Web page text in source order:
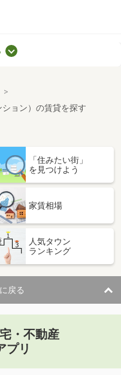
市中央区元浜町
市森下
市中央区上島７丁目
ョン）の賃貸を探す
「住みたい街」
を見つけよう
家賃相場
人気タウン
ランキング
戻る
・不動産
プリ